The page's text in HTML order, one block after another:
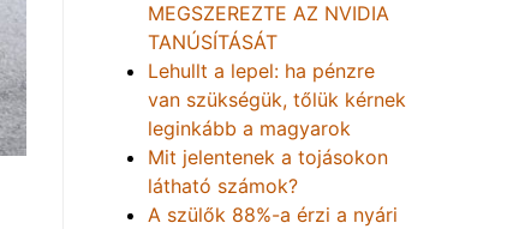
MEGSZEREZTE AZ NVIDIA
TANÚSÍTÁSÁT
Lehullt a lepel: ha pénzre
van szükségük, tőlük kérnek
leginkább a magyarok
Mit jelentenek a tojásokon
látható számok?
A szülők 88%-a érzi a nyári